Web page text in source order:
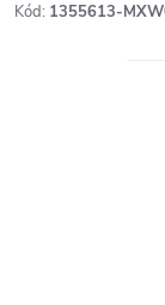
Kód: 1355613-